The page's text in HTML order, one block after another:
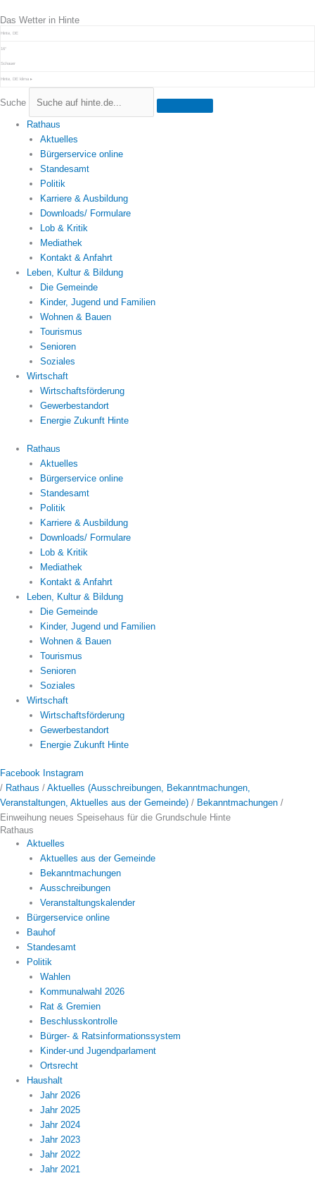
Inhalt
springen
Das Wetter in Hinte
Hinte, DE
16°
Schauer
Hinte, DE klima ▸
Suche
Rathaus
Aktuelles
Bürgerservice online
Standesamt
Politik
Karriere & Ausbildung
Downloads/ Formulare
Lob & Kritik
Mediathek
Kontakt & Anfahrt
Leben, Kultur & Bildung
Die Gemeinde
Kinder, Jugend und Familien
Wohnen & Bauen
Tourismus
Senioren
Soziales
Wirtschaft
Wirtschaftsförderung
Gewerbestandort
Energie Zukunft Hinte
Rathaus
Aktuelles
Bürgerservice online
Standesamt
Politik
Karriere & Ausbildung
Downloads/ Formulare
Lob & Kritik
Mediathek
Kontakt & Anfahrt
Leben, Kultur & Bildung
Die Gemeinde
Kinder, Jugend und Familien
Wohnen & Bauen
Tourismus
Senioren
Soziales
Wirtschaft
Wirtschaftsförderung
Gewerbestandort
Energie Zukunft Hinte
Facebook Instagram
/ Rathaus / Aktuelles (Ausschreibungen, Bekanntmachungen,
Veranstaltungen, Aktuelles aus der Gemeinde) / Bekanntmachungen /
Einweihung neues Speisehaus für die Grundschule Hinte
Rathaus
Aktuelles
Aktuelles aus der Gemeinde
Bekanntmachungen
Ausschreibungen
Veranstaltungskalender
Bürgerservice online
Bauhof
Standesamt
Politik
Wahlen
Kommunalwahl 2026
Rat & Gremien
Beschlusskontrolle
Bürger- & Ratsinformationssystem
Kinder-und Jugendparlament
Ortsrecht
Haushalt
Jahr 2026
Jahr 2025
Jahr 2024
Jahr 2023
Jahr 2022
Jahr 2021